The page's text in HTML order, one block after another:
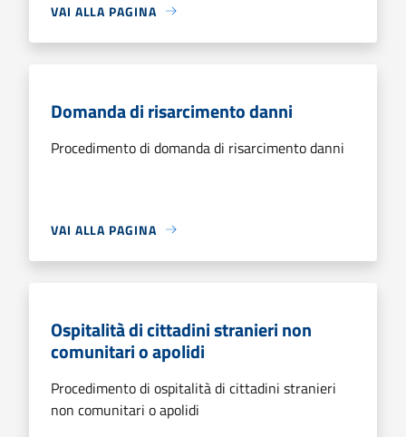
VAI ALLA PAGINA
Domanda di risarcimento danni
Procedimento di domanda di risarcimento danni
VAI ALLA PAGINA
Ospitalità di cittadini stranieri non
comunitari o apolidi
Procedimento di ospitalità di cittadini stranieri
non comunitari o apolidi